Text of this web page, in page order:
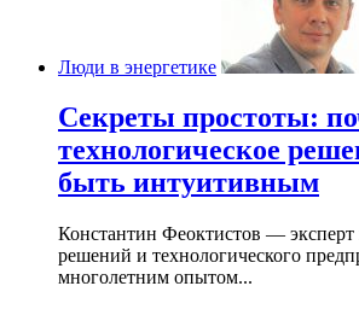
Люди в энергетике
Секреты простоты:
технологическое
быть интуитивным
Константин Феоктистов — эксперт
решений и технологического
многолетним опытом...